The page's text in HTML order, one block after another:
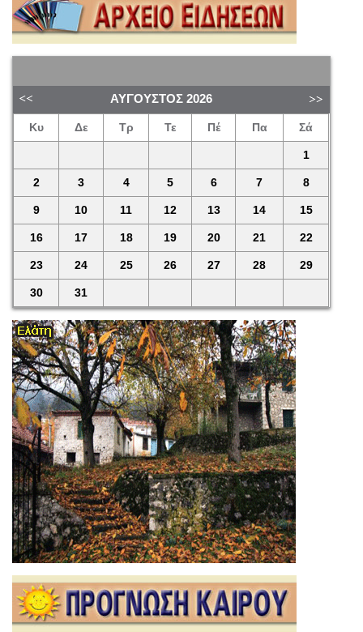
ΑΎΓΟΥΣΤΟΣ 2026
Κυ Δε Τρ Τε Πέ Πα Σά
1
2 3 4 5 6 7 8
9 10 11 12 13 14 15
16 17 18 19 20 21 22
23 24 25 26 27 28 29
30 31